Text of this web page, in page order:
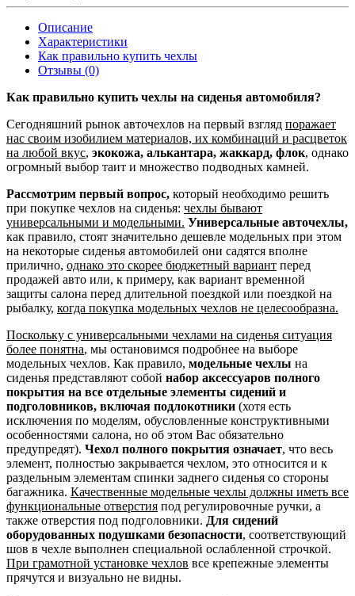
Описание
Характеристики
Как правильно купить чехлы
Отзывы (0)
Как правильно купить чехлы на сиденья автомобиля?
Сегодняшний рынок авточехлов на первый взгляд поражает
нас своим изобилием материалов, их комбинаций и расцветок
на любой вкус, экокожа, алькантара, жаккард, флок, однако
огромный выбор таит и множество подводных камней.
Рассмотрим первый вопрос, который необходимо решить
при покупке чехлов на сиденья: чехлы бывают
универсальными и модельными. Универсальные авточехлы,
как правило, стоят значительно дешевле модельных при этом
на некоторые сиденья автомобилей они садятся вполне
прилично, однако это скорее бюджетный вариант перед
продажей авто или, к примеру, как вариант временной
защиты салона перед длительной поездкой или поездкой на
рыбалку, когда покупка модельных чехлов не целесообразна.
Поскольку с универсальными чехлами на сиденья ситуация
более понятна, мы остановимся подробнее на выборе
модельных чехлов. Как правило, модельные чехлы на
сиденья представляют собой набор аксессуаров полного
покрытия на все отдельные элементы сидений и
подголовников, включая подлокотники (хотя есть
исключения по моделям, обусловленные конструктивными
особенностями салона, но об этом Вас обязательно
предупредят). Чехол полного покрытия означает, что весь
элемент, полностью закрывается чехлом, это относится и к
раздельным элементам спинки заднего сиденья со стороны
багажника. Качественные модельные чехлы должны иметь все
функциональные отверстия под регулировочные ручки, а
также отверстия под подголовники. Для сидений
оборудованных подушками безопасности, соответствующий
шов в чехле выполнен специальной ослабленной строчкой.
При грамотной установке чехлов все крепежные элементы
прячутся и визуально не видны.